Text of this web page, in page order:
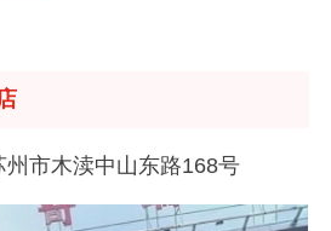
州市木渎中山东路168号